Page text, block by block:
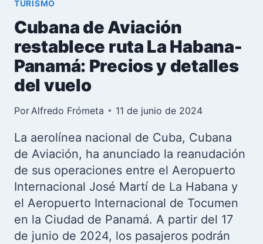
TURISMO
Cubana de Aviación
restablece ruta La Habana-
Panamá: Precios y detalles
del vuelo
Por Alfredo Frómeta 11 de junio de 2024
La aerolínea nacional de Cuba, Cubana
de Aviación, ha anunciado la reanudación
de sus operaciones entre el Aeropuerto
Internacional José Martí de La Habana y
el Aeropuerto Internacional de Tocumen
en la Ciudad de Panamá. A partir del 17
de junio de 2024, los pasajeros podrán